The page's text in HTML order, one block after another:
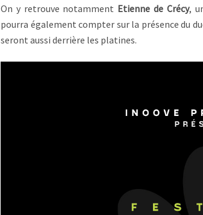
On y retrouve notamment Etienne de Crécy,
pourra également compter sur la présence du
seront aussi derrière les platines.